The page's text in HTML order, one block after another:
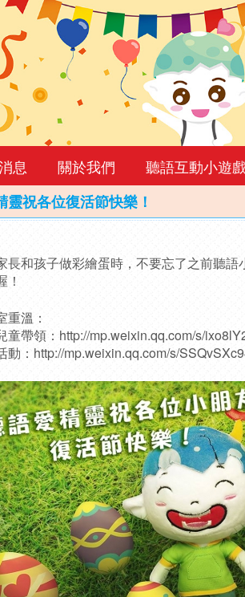
息 關於我們
聽語互動小遊
靈祝各位復活節快樂！
長和孩子做彩繪蛋時，不要忘了之前聽語
！
重溫：
童帶領： http://mp.weixin.qq.com/s/
動： http://mp.weixin.qq.com/s/